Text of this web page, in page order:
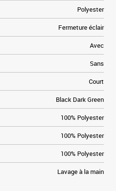
Polyester
Fermeture éclair
Avec
Sans
Court
Black Dark Green
100% Polyester
100% Polyester
100% Polyester
Lavage à la main